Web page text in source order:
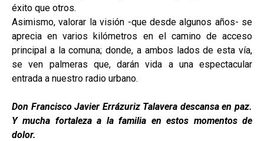
éxito que otros.
Asimismo, valorar la visión -que desde algunos años- se
aprecia en varios kilómetros en el camino de acceso
principal a la comuna; donde, a ambos lados de esta vía,
se ven palmeras que, darán vida a una espectacular
entrada a nuestro radio urbano.
Don Francisco Javier Errázuriz Talavera descansa en paz.
Y mucha fortaleza a la familia en estos momentos de
dolor.